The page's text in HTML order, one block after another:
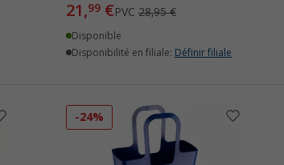
21,99€PVC28,95 €
Disponible
Disponibilité en filiale: Définir filiale
-24%